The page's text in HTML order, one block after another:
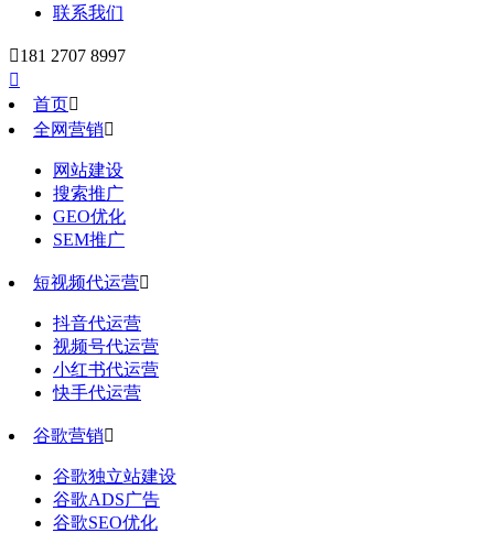
联系我们
181 2707 8997

首页
全网营销
网站建设
搜索推广
GEO优化
SEM推广
短视频代运营
抖音代运营
视频号代运营
小红书代运营
快手代运营
谷歌营销
谷歌独立站建设
谷歌ADS广告
谷歌SEO优化